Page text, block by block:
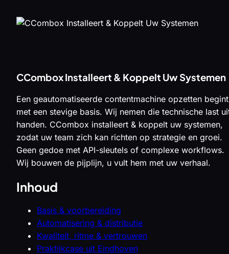
CCombox Installeert & Koppelt Uw Systemen
Een geautomatiseerde contentmachine opzetten begint
met een stevige basis. Wij nemen die technische last
handen. CCombox installeert & koppelt uw systemen,
zodat uw team zich kan richten op strategie en groei.
Geen gedoe met API-sleutels of complexe workflows.
Wij bouwen de pijplijn, u vult hem met uw verhaal.
Inhoud
Basis & voorbereiding
Automatisering & distributie
Kwaliteit, ritme & vertrouwen
Praktijkcase uit Eindhoven